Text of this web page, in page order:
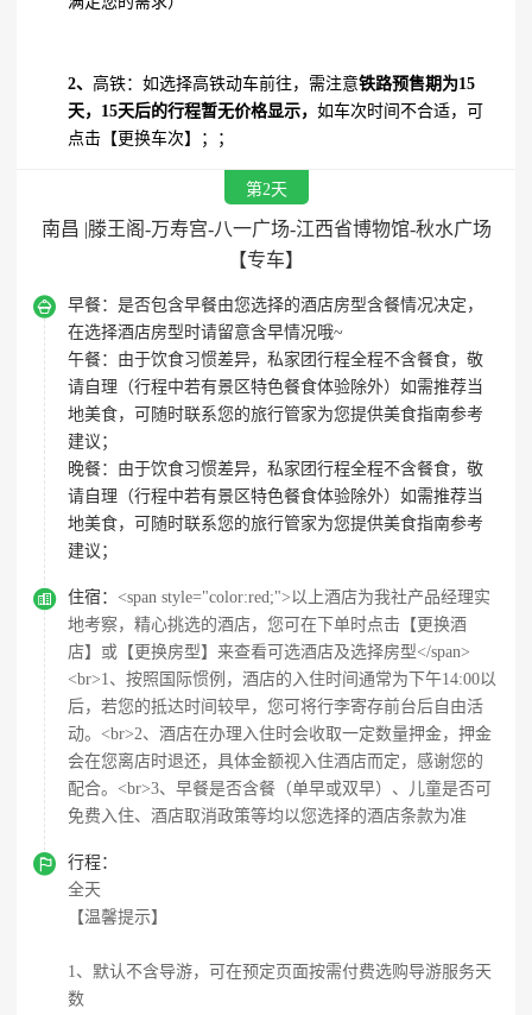
2、 高铁：如选择高铁动车前往，需注意铁路预售期为15
天，15天后的行程暂无价格显示， 如车次时间不合适，可
点击【更换车次】；
；
第2天
南昌 |滕王阁-万寿宫-八一广场-江西省博物馆-秋水广场
【专车】
 早餐： 是否包含早餐由您选择的酒店房型含餐情况决定，
在选择酒店房型时请留意含早情况哦~
午餐： 由于饮食习惯差异，私家团行程全程不含餐食，敬
请自理（行程中若有景区特色餐食体验除外）如需推荐当
地美食，可随时联系您的旅行管家为您提供美食指南参考
建议；
晚餐： 由于饮食习惯差异，私家团行程全程不含餐食，敬
请自理（行程中若有景区特色餐食体验除外）如需推荐当
地美食，可随时联系您的旅行管家为您提供美食指南参考
建议；
 住宿： <span style="color:red;">以上酒店为我社产品经理实
地考察，精心挑选的酒店，您可在下单时点击【更换酒
店】或【更换房型】来查看可选酒店及选择房型</span>
<br>1、按照国际惯例，酒店的入住时间通常为下午14:00以
后，若您的抵达时间较早，您可将行李寄存前台后自由活
动。<br>2、酒店在办理入住时会收取一定数量押金，押金
会在您离店时退还，具体金额视入住酒店而定，感谢您的
配合。<br>3、早餐是否含餐（单早或双早）、儿童是否可
免费入住、酒店取消政策等均以您选择的酒店条款为准

行程：
全天
【温馨提示】
1、默认不含导游，可在预定页面按需付费选购导游服务天
数